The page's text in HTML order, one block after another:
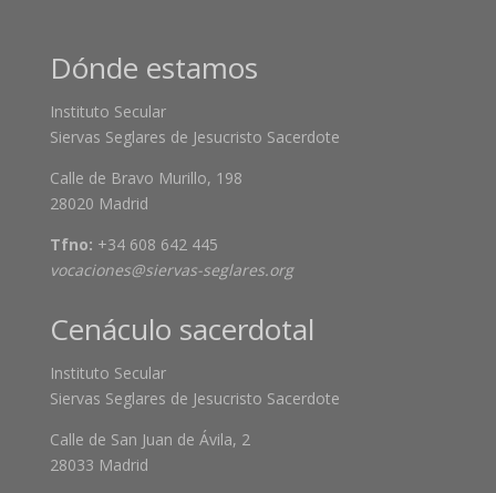
Dónde estamos
Instituto Secular
Siervas Seglares de Jesucristo Sacerdote
Calle de Bravo Murillo, 198
28020 Madrid
Tfno: +34 608 642 445
vocaciones@siervas-seglares.org
Cenáculo sacerdotal
Instituto Secular
Siervas Seglares de Jesucristo Sacerdote
Calle de San Juan de Ávila, 2
28033 Madrid